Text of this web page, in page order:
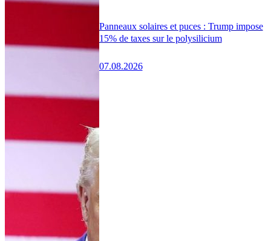
Panneaux solaires et puces : Trump impose
15% de taxes sur le polysilicium
07.08.2026